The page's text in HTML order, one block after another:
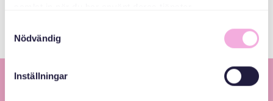
Nödvändig
Inställningar